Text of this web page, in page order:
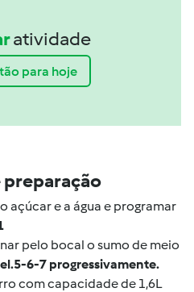
atividade
para hoje
preparação
açúcar e a água e programar
pelo bocal o sumo de meio
6-7 progressivamente.
com capacidade de 1,6L